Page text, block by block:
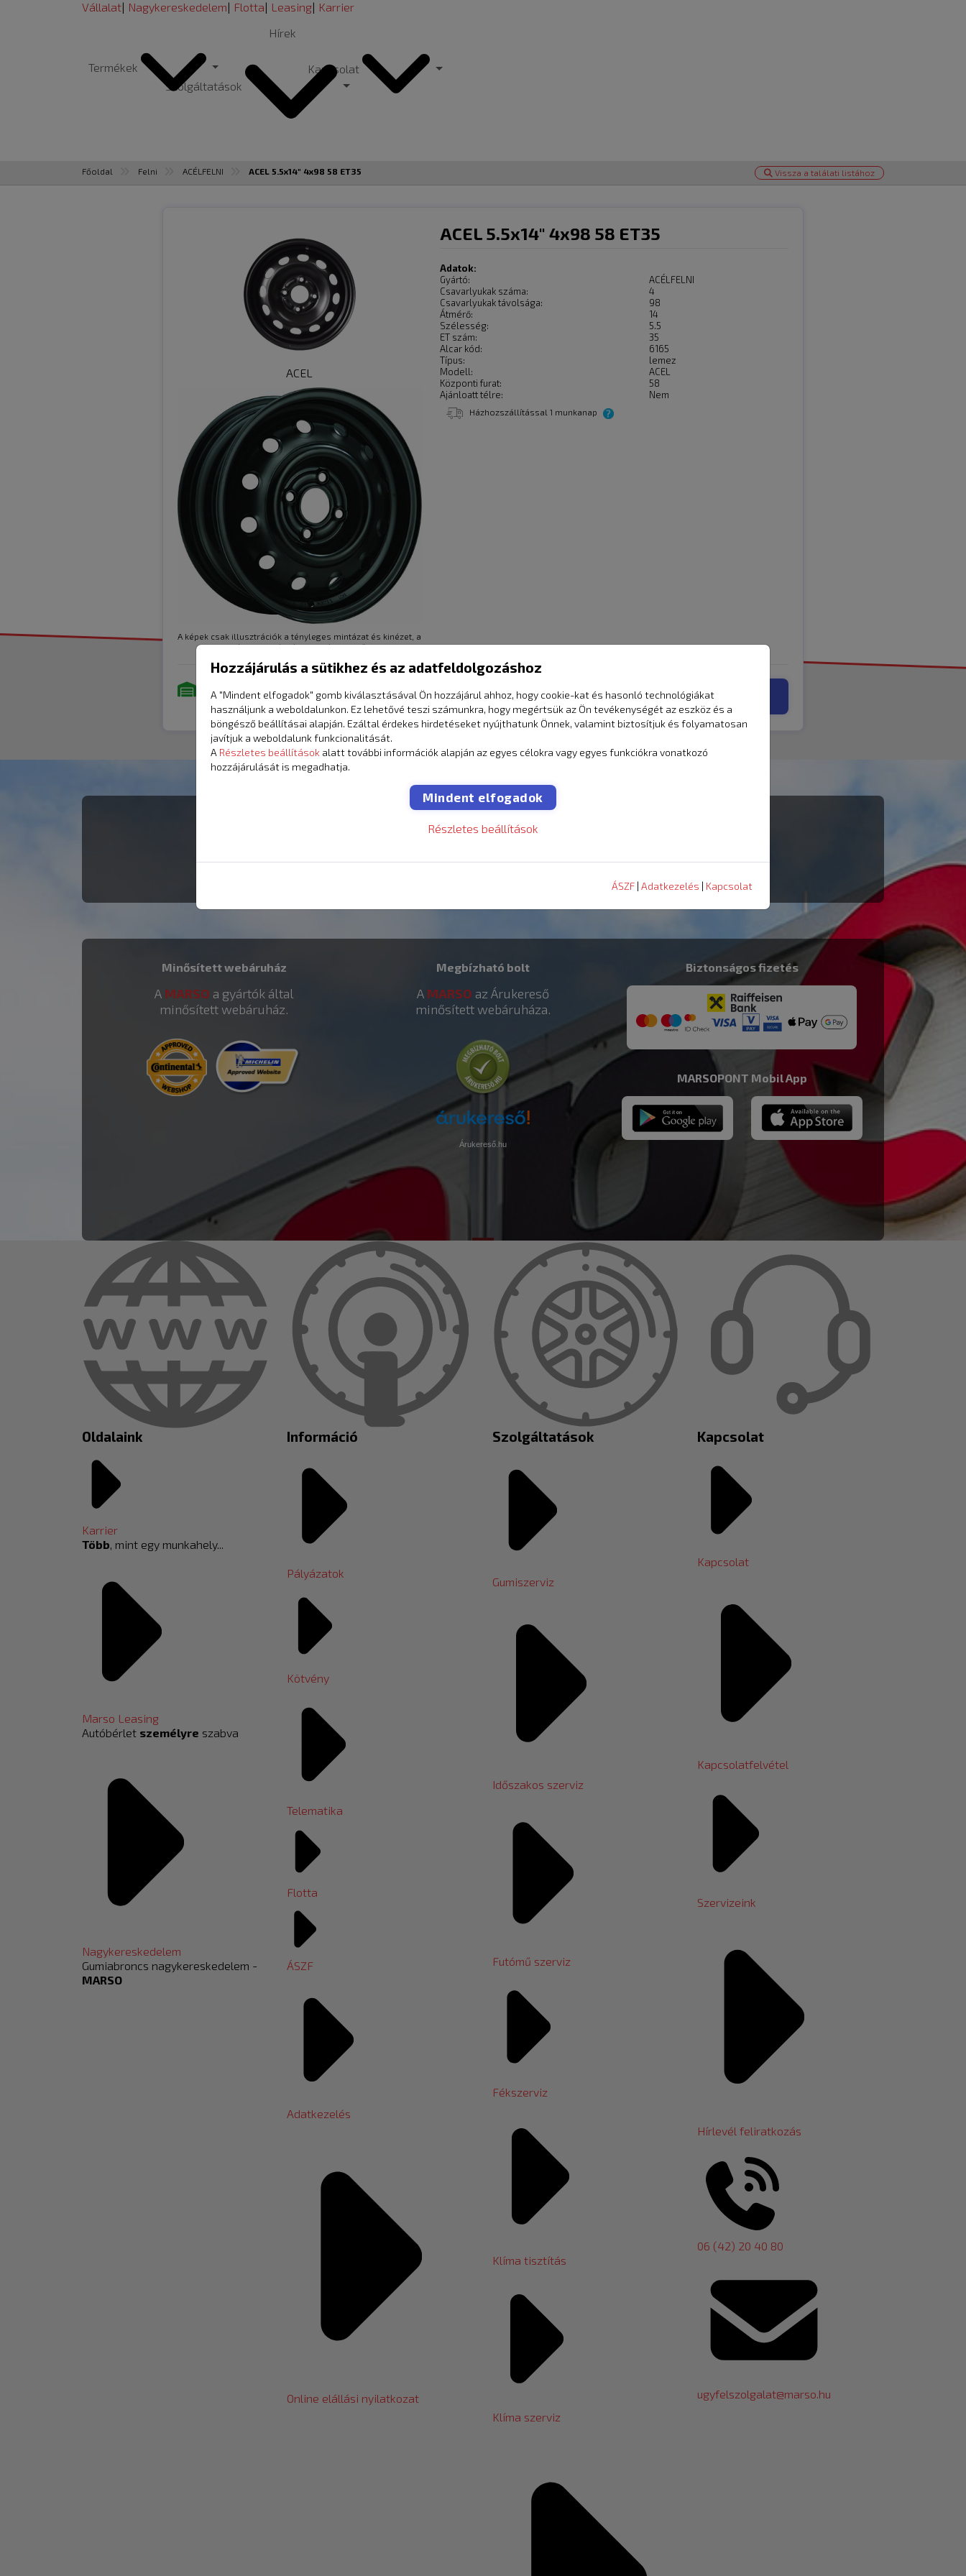
Vállalat| Nagykereskedelem| Flotta| Leasing| Karrier
Termékek
Szolgáltatások
Hírek
Kapcsolat
Főoldal Felni ACÉLFELNI ACEL 5.5x14" 4x98 58 ET35 Vissza a találati listához
ACEL
A képek csak illusztrációk a tényleges mintázat és kinézet, a
méret függvényében, eltérhet ettől.
ACEL 5.5x14" 4x98 58 ET35
Adatok:
Gyártó:
ACÉLFELNI
Csavarlyukak száma:
4
Csavarlyukak távolsága:
98
Átmérő:
14
Szélesség:
5.5
ET szám:
35
Alcar kód:
6165
Típus:
lemez
Modell:
ACEL
Központi furat:
58
Ajánloatt télre:
Nem
Házhozszállítással 1 munkanap
4+ db raktáron 16 490Ft /db Kosárba
Véleményekrólunk
Minősített webáruház
A MARSO a gyártók által
minősített webáruház.
Megbízható bolt
A MARSO az Árukereső
minősített webáruháza.
Árukereső.hu
Biztonságos fizetés
MARSOPONT Mobil App
Oldalaink
Karrier
Több , mint egy munkahely...
Marso Leasing
Autóbérlet személyre szabva
Nagykereskedelem
Gumiabroncs nagykereskedelem -
MARSO
Információ
Pályázatok
Kötvény
Telematika
Flotta
ÁSZF
Adatkezelés
Online elállási nyilatkozat
Szolgáltatások
Gumiszerviz
Időszakos szerviz
Futómű szerviz
Fékszerviz
Klíma tisztítás
Klíma szerviz
Kapcsolat
Kapcsolat
Kapcsolatfelvétel
Szervizeink
Hírlevél feliratkozás
06 (42) 20 40 80
ugyfelszolgalat@marso.hu
Hozzájárulás a sütikhez és az adatfeldolgozáshoz
A "Mindent elfogadok" gomb kiválasztásával Ön hozzájárul ahhoz, hogy cookie-kat és hasonló technológiákat
használjunk a weboldalunkon. Ez lehetővé teszi számunkra, hogy megértsük az Ön tevékenységét az eszköz és a
böngésző beállításai alapján. Ezáltal érdekes hirdetéseket nyújthatunk Önnek, valamint biztosítjuk és folyamatosan
javítjuk a weboldalunk funkcionalitását.
A Részletes beállítások alatt további információk alapján az egyes célokra vagy egyes funkciókra vonatkozó
hozzájárulását is megadhatja.
Mindent elfogadok
Részletes beállítások
ÁSZF | Adatkezelés | Kapcsolat